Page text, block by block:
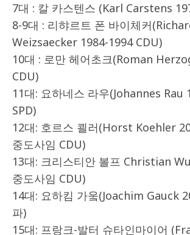
7대 : 칼 카스텐스 (Karl Carstens
8-9대 : 리햐르트 폰 바이체커
Weizsaecker 1984-1994 CDU)
10대 : 로만 헤어초크(Roman
CDU)
11대: 요하네스 라우(Johannes Rau
SPD)
12대: 호르스 쾰러(Horst Koehler
중도사임 CDU)
13대: 크리스티안 볼프 Christian
중도사임 CDU)
14대: 요하킴 가웈(Joachim Gauck
파)
15대: 프랑크-발터 슈타인마이어